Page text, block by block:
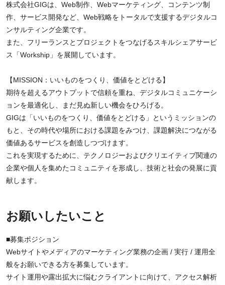
株式会社GIGは、Web制作、Webマーケティング、コンテンツ制
作、サービス開発など、Web戦略をトータルで支援するデジタルコ
ンサルティング企業です。
また、フリーランスとプロジェクトをつなげるスキルシェアサービ
ス「Workship」を展開しています。
【MISSION：いいものをつくり、価値をとどける】
期待を超えるアウトプットで信頼を重ね、デジタルコミュニケーシ
ョンを最適化し、まだ見ぬ新しい機会をひろげる。
GIGは「いいものをつくり、価値をとどける」というミッションの
もと、その時代や場所における課題をみつけ、課題解決につながる
価値あるサービスを創造しつづけます。
これを実現するために、テクノロジーおよびクリエイティブ関連の
企業や個人を集めたコミュニティを形成し、技術と社会の発展に貢
献します。
お願いしたいこと
■募集ポジション
Webサイトやメディアのマーケティング業務の企画 / 実行 / 運用全
般をお願いできる方を募集しています。
サイト運用や露出拡大に悩むクライアントに向けて、アクセス解析